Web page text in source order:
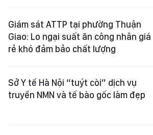
Giám sát ATTP tại phường Thuận
Giao: Lo ngại suất ăn công nhân giá
rẻ khó đảm bảo chất lượng
Sở Y tế Hà Nội “tuýt còi” dịch vụ
truyền NMN và tế bào gốc làm đẹp